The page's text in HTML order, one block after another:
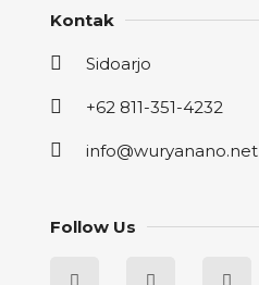
Kontak
Sidoarjo
+62 811-351-4232
info@wuryanano.net
Follow Us